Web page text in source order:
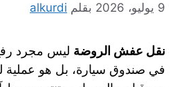
9 يوليو، 2026 بقلم alkurdi
نقل عفش الروضة ليس مجرد
في صندوق سيارة، بل هو عملية